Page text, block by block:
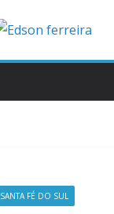
SANTA FÉ DO SUL